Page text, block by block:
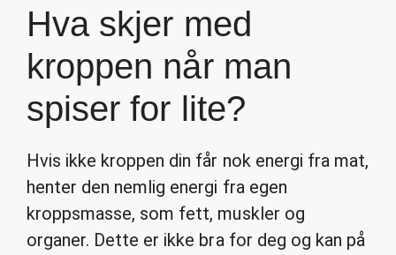
Hva skjer med
kroppen når man
spiser for lite?
Hvis ikke kroppen din får nok energi fra mat,
henter den nemlig energi fra egen
kroppsmasse, som fett, muskler og
organer. Dette er ikke bra for deg og kan på